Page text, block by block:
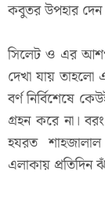
কবুতর উপহার
সিলেট ও এর
দেখা যায়
বর্ণ নির্বিশেষে
গ্রহন করে না।
হযরত শাহজালাল
এলাকায়